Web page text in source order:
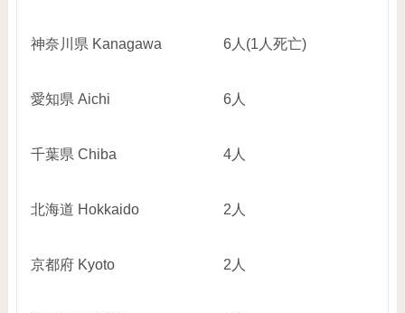
神奈川県 Kanagawa 6人 (1 人死亡)
愛知県 Aichi 6人
千葉県 Chiba 4人
北海道 Hokkaido 2 人
京都府Kyoto 2 人